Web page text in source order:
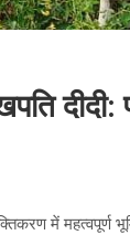
दीदी:
में महत्वपूर्ण